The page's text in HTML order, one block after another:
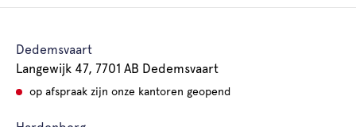
Dedemsvaart
Langewijk 47, 7701 AB Dedemsvaart
op afspraak zijn onze kantoren geopend